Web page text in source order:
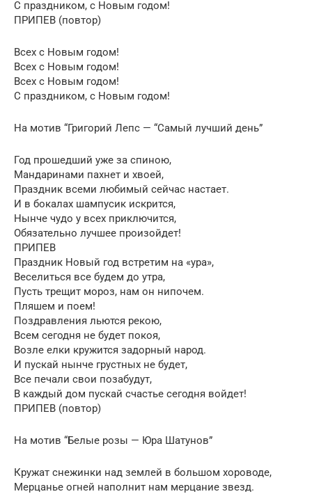
С праздником, с Новым годом!
ПРИПЕВ (повтор)
Всех с Новым годом!
Всех с Новым годом!
Всех с Новым годом!
С праздником, с Новым годом!
На мотив “Григорий Лепс — “Самый лучший день”
Год прошедший уже за спиною,
Мандаринами пахнет и хвоей,
Праздник всеми любимый сейчас настает.
И в бокалах шампусик искрится,
Нынче чудо у всех приключится,
Обязательно лучшее произойдет!
ПРИПЕВ
Праздник Новый год встретим на «ура»,
Веселиться все будем до утра,
Пусть трещит мороз, нам он нипочем.
Пляшем и поем!
Поздравления льются рекою,
Всем сегодня не будет покоя,
Возле елки кружится задорный народ.
И пускай нынче грустных не будет,
Все печали свои позабудут,
В каждый дом пускай счастье сегодня войдет!
ПРИПЕВ (повтор)
На мотив “Белые розы — Юра Шатунов”
Кружат снежинки над землей в большом хороводе,
Мерцанье огней наполнит нам мерцание звезд.